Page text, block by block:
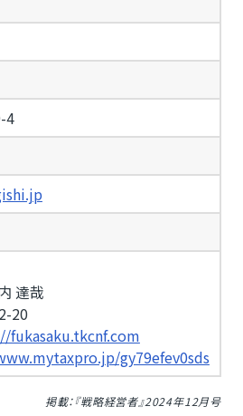
4
達哉
20
fukasaku.tkcnf.com
gy79efev0sds
掲載：『戦略経営者』2024年12月号